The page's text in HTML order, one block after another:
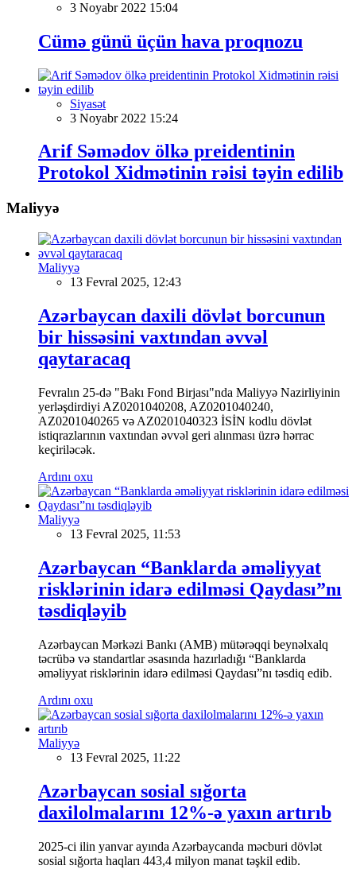
3 Noyabr 2022 15:04
Cümə günü üçün hava proqnozu
Siyasət
3 Noyabr 2022 15:24
Arif Səmədov ölkə preidentinin
Protokol Xidmətinin rəisi təyin edilib
Maliyyə
Maliyyə
13 Fevral 2025, 12:43
Azərbaycan daxili dövlət borcunun
bir hissəsini vaxtından əvvəl
qaytaracaq
Fevralın 25-də "Bakı Fond Birjası"nda Maliyyə Nazirliyinin
yerləşdirdiyi AZ0201040208, AZ0201040240,
AZ0201040265 və AZ0201040323 İSİN kodlu dövlət
istiqrazlarının vaxtından əvvəl geri alınması üzrə hərrac
keçiriləcək.
Ardını oxu
Maliyyə
13 Fevral 2025, 11:53
Azərbaycan “Banklarda əməliyyat
risklərinin idarə edilməsi Qaydası”nı
təsdiqləyib
Azərbaycan Mərkəzi Bankı (AMB) mütərəqqi beynəlxalq
təcrübə və standartlar əsasında hazırladığı “Banklarda
əməliyyat risklərinin idarə edilməsi Qaydası”nı təsdiq edib.
Ardını oxu
Maliyyə
13 Fevral 2025, 11:22
Azərbaycan sosial sığorta
daxilolmalarını 12%-ə yaxın artırıb
2025-ci ilin yanvar ayında Azərbaycanda məcburi dövlət
sosial sığorta haqları 443,4 milyon manat təşkil edib.